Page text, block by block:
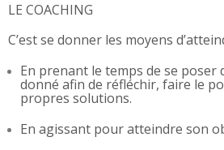
LE COACHING
C’est se donner les moyens
En prenant le temps de se poser
donné afin de réfléchir, faire le
propres solutions.
En agissant pour atteindre son